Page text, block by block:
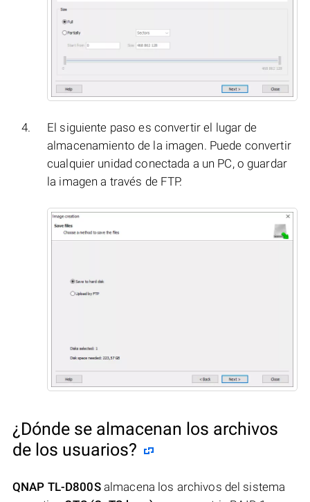
El siguiente paso es convertir el lugar de
almacenamiento de la imagen. Puede convertir
cualquier unidad conectada a un PC, o guardar
la imagen a través de FTP.
¿Dónde se almacenan los archivos
de los usuarios?
QNAP TL-D800Salmacena los archivos del sistema